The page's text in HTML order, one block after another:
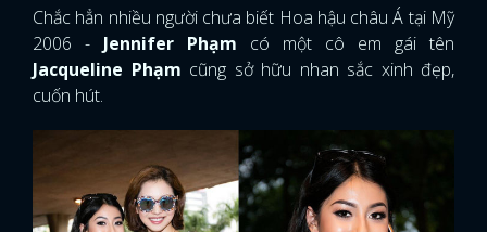
Chắc hẳn nhiều người chưa biết Hoa hậu châu Á tại Mỹ
2006 - Jennifer Phạm có một cô em gái tên
Jacqueline Phạm cũng sở hữu nhan sắc xinh đẹp,
cuốn hút.